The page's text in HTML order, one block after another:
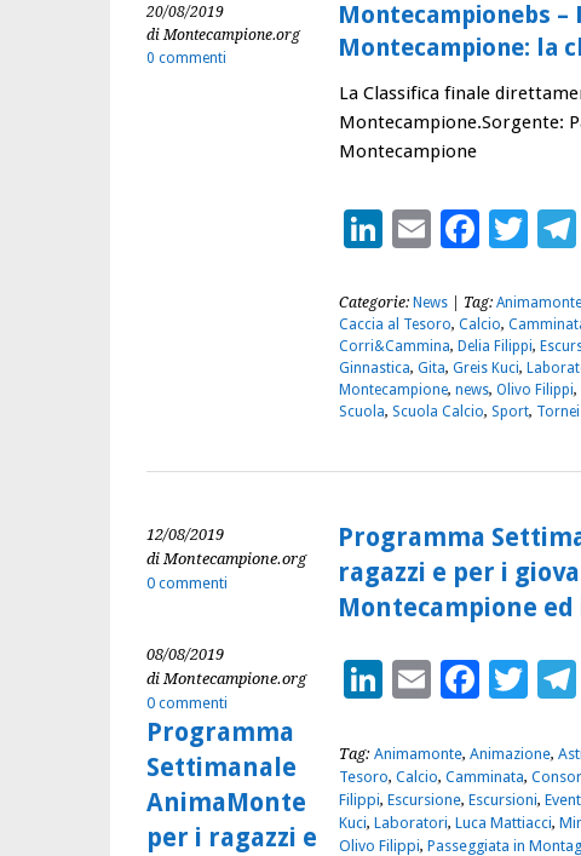
20/08/2019
di Montecampione.org
0 commenti
Montecampionebs –
Montecampione: la
La Classifica finale
Montecampione.Sorgente:
Montecampione
LinkedIn
Email
Categorie: News| Tag: Animamonte
Caccia al Tesoro, Calcio,
Corri&Cammina, Delia Filippi,
Ginnastica, Gita, Greis Kuci,
Montecampione, news, Olivo Filippi,
Scuola, Scuola Calcio, Sport, Tornei
12/08/2019
di Montecampione.org
0 commenti
Programma
ragazzi e per i
Montecampione
LinkedIn
Email
Tag: Animamonte, Animazione,
Tesoro, Calcio, Camminata,
Filippi, Escursione, Escursioni,
Kuci, Laboratori, Luca Mattiacci,
Olivo Filippi, Passeggiata in
08/08/2019
di Montecampione.org
0 commenti
Programma
Settimanale
AnimaMonte
per i ragazzi e